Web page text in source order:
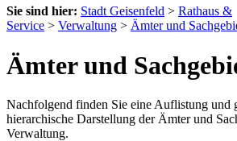
Sie sind hier: Stadt Geisenfeld > Rathaus &
Service > Verwaltung > Ämter und
Ämter und
Nachfolgend finden Sie eine Auflistung und
hierarchische Darstellung der Ämter und
Verwaltung.